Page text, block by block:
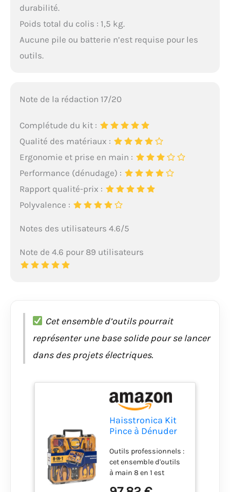
durabilité.
Poids total du colis : 1,5 kg.
Aucune pile ou batterie n’est requise pour les
outils.
Note de la rédaction 17/20
Complétude du kit :
Qualité des matériaux :
Ergonomie et prise en main :
Performance (dénudage) :
Rapport qualité-prix :
Polyvalence :
Notes des utilisateurs 4.6/5
Note de 4.6 pour 89 utilisateurs
Cet ensemble d’outils pourrait
représenter une base solide pour se lancer
dans des projets électriques.
Haisstronica Kit
Pince à Dénuder
d’Outils
Professionnel
pour Électriciens :
Dénudeur
Outils professionnels :
cet ensemble d'outils
à main 8 en 1 est